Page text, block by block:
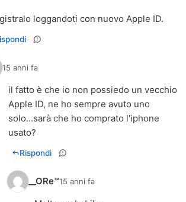
loggandoti con nuovo Apple ID.
15 anni fa
il fatto è che io non possiedo un vecchio
Apple ID, ne ho sempre avuto uno
solo...sarà che ho comprato l'iphone
usato?
Rispondi
__ORe™15 anni fa